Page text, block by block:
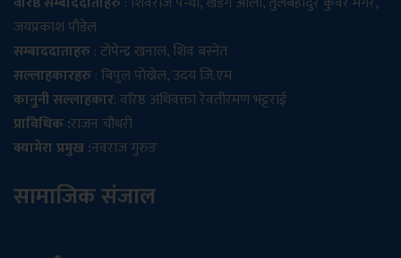
जयप्रकाश पौडेल
सम्बाददाताहरु: टोपेन्द्र खनाल, शिव बस्नेत
सल्लाहकारहरु: बिपुल पोख्रेल, उदय जि.एम
कानुनी सल्लाहकार: वरिष्ठ अधिवक्ता रेवतीरमण भट्टराई
प्राविधिक :राजन चौधरी
क्यामेरा प्रमुख :नवराज गुरुङ
सामाजिक संजाल